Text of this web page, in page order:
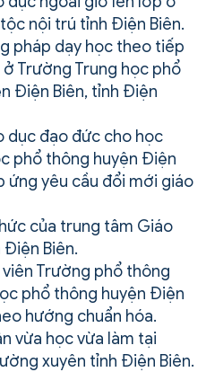
nội trú tỉnh Điện Biên.
pháp dạy học theo tiếp
Trường Trung học phổ
Điện Biên, tỉnh Điện
dục đạo đức cho học
phổ thông huyện Điện
ứng yêu cầu đổi mới giáo
của trung tâm Giáo
Biên.
Trường phổ thông
phổ thông huyện Điện
hướng chuẩn hóa.
vừa học vừa làm tại
xuyên tỉnh Điện Biên.